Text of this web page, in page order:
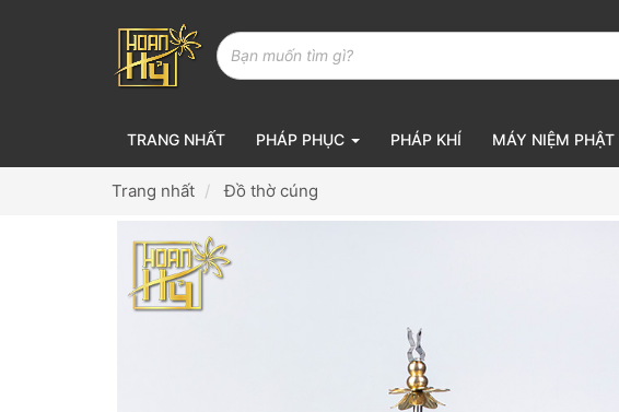
TRANG NHẤT PHÁP PHỤC PHÁP KHÍ MÁY NIỆM PHẬT
Trang nhất Đồ thờ cúng